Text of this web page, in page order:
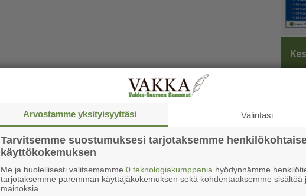
Arvostamme yksityisyyttäsi Valintasi
Tarvitsemme suostumuksesi tarjotaksemme
käyttökokemuksen
Me ja huolellisesti valitsemamme 0 teknologiakumppania hyödynnämme
tarjotaksemme paremman käyttäjäkokemuksen sekä kohdentaaksemme sisältöä
mainoksia.